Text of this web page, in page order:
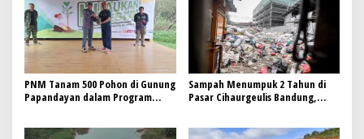
PNM Tanam 500 Pohon di Gunung
Papandayan dalam Program
Sampah Menumpuk 2 Tahun di
Pasar Cihaurgeulis Bandung,